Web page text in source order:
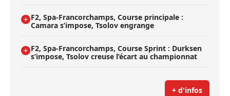
F2, Spa-Francorchamps, Course principale :
Camara s’impose, Tsolov engrange
F2, Spa-Francorchamps, Course Sprint : Durksen
s’impose, Tsolov creuse l’écart au championnat
+ d'infos